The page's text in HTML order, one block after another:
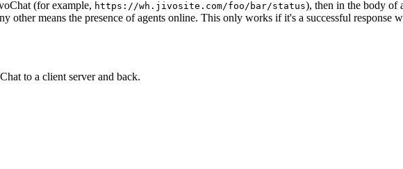
(for example, https://wh.jivosite.com/foo/bar/status), then in the body of
other means the presence of agents online. This only works if it's a successful response
to a client server and back.